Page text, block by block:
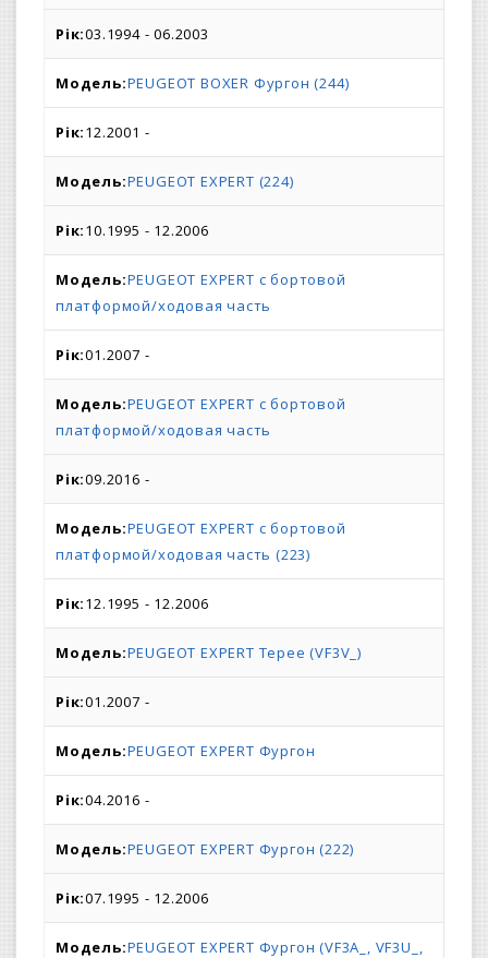
03.1994 - 06.2003
PEUGEOT BOXER Фургон (244)
12.2001 -
PEUGEOT EXPERT (224)
10.1995 - 12.2006
PEUGEOT EXPERT c бортовой
платформой/ходовая часть
01.2007 -
PEUGEOT EXPERT c бортовой
платформой/ходовая часть
09.2016 -
PEUGEOT EXPERT c бортовой
платформой/ходовая часть (223)
12.1995 - 12.2006
PEUGEOT EXPERT Tepee (VF3V_)
01.2007 -
PEUGEOT EXPERT Фургон
04.2016 -
PEUGEOT EXPERT Фургон (222)
07.1995 - 12.2006
PEUGEOT EXPERT Фургон (VF3A_, VF3U_,